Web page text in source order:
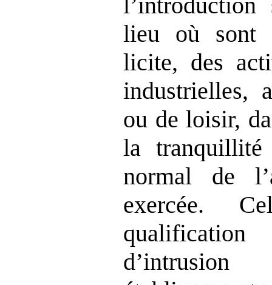
lieu où sont
licite, des
industrielles,
ou de loisir,
la
normal de
exercée.